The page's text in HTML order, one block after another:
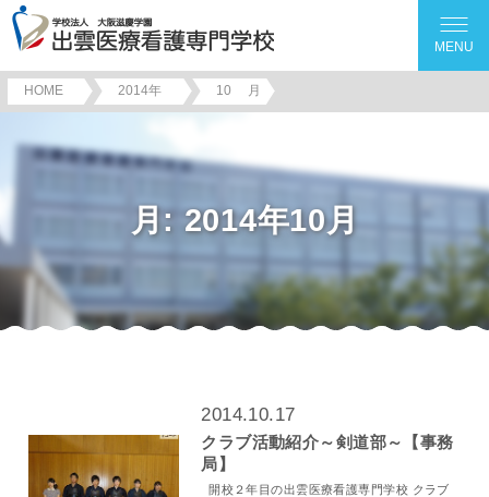
MENU
HOME 2014年 10 月
月: 2014年10月
2014.10.17
クラブ活動紹介～剣道部～【事務
局】
開校２年目の出雲医療看護専門学校 クラブ